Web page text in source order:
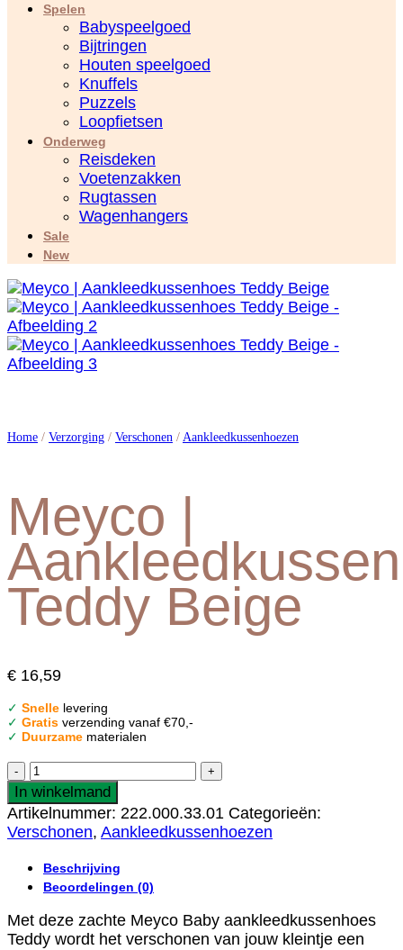
Spelen
Babyspeelgoed
Bijtringen
Houten speelgoed
Knuffels
Puzzels
Loopfietsen
Onderweg
Reisdeken
Voetenzakken
Rugtassen
Wagenhangers
Sale
New
Home / Verzorging / Verschonen / Aankleedkussenhoezen
Meyco |
Teddy Beige
€ 16,59
✓ Snelle levering
✓ Gratis verzending vanaf €70,-
✓ Duurzame materialen
Meyco
|
Aankleedkussenhoes
Teddy
Beige
aantal
In winkelmand
Artikelnummer: 222.000.33.01 Categorieën:
Verschonen, Aankleedkussenhoezen
Beschrijving
Beoordelingen (0)
Met deze zachte Meyco Baby aankleedkussenhoes
Teddy wordt het verschonen van jouw kleintje een